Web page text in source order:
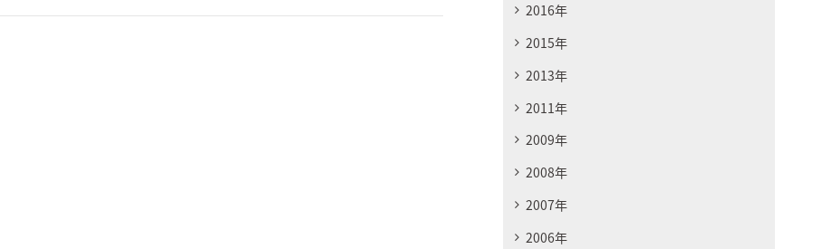
2016年
2015年
2013年
2011年
2009年
2008年
2007年
2006年